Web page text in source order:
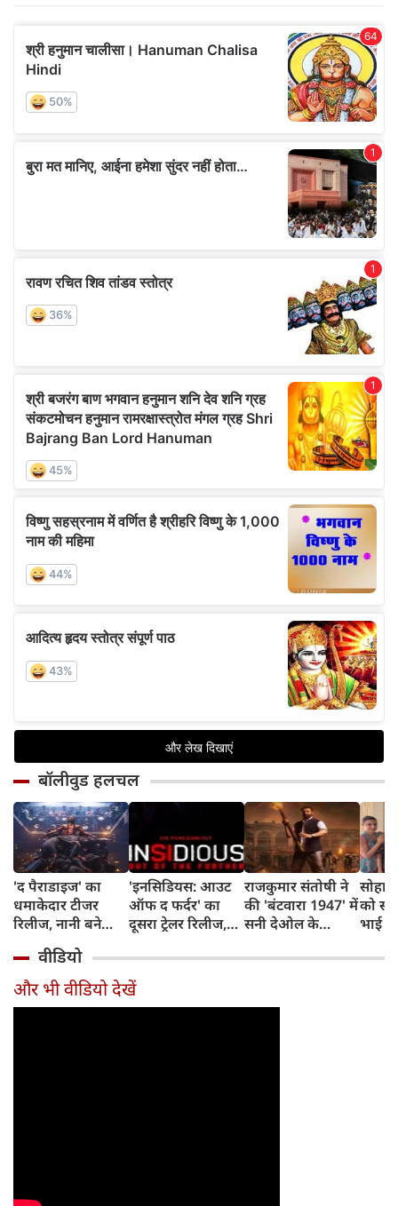
बॉलीवुड हलचल
'द पैराडाइज' का
धमाकेदार टीजर
रिलीज, नानी बने
नेता, राघव जुयाल के
विलेन अवतार ने
मचाया तहलका
'इनसिडियस: आउट
ऑफ द फर्दर' का
दूसरा ट्रेलर रिलीज,
डरावना चैप्टर लेकर
लौट रही हॉरर
फ्रैंचाइजी
राजकुमार संतोषी ने
की 'बंटवारा 1947' में
सनी देओल के
सुपरहीरोज़ से तुलना,
को
भाई
शादी
वीडियो
और भी वीडियो देखें